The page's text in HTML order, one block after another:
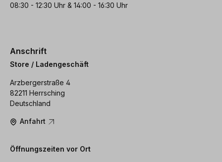
08:30 - 12:30 Uhr & 14:00 - 16:30 Uhr
Anschrift
Store / Ladengeschäft
Arzbergerstraße 4
82211 Herrsching
Deutschland
Anfahrt
Öffnungszeiten vor Ort